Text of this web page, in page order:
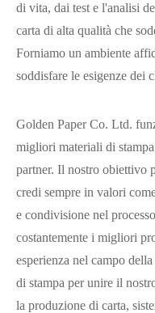
di vita, dai test e l'analisi
carta di alta qualità che
Forniamo un ambiente
soddisfare le esigenze dei
Golden Paper Co. Ltd.
migliori materiali di
partner. Il nostro obiettivo
credi sempre in valori
e condivisione nel
costantemente i migliori
esperienza nel campo
di stampa per unire il
la produzione di carta,